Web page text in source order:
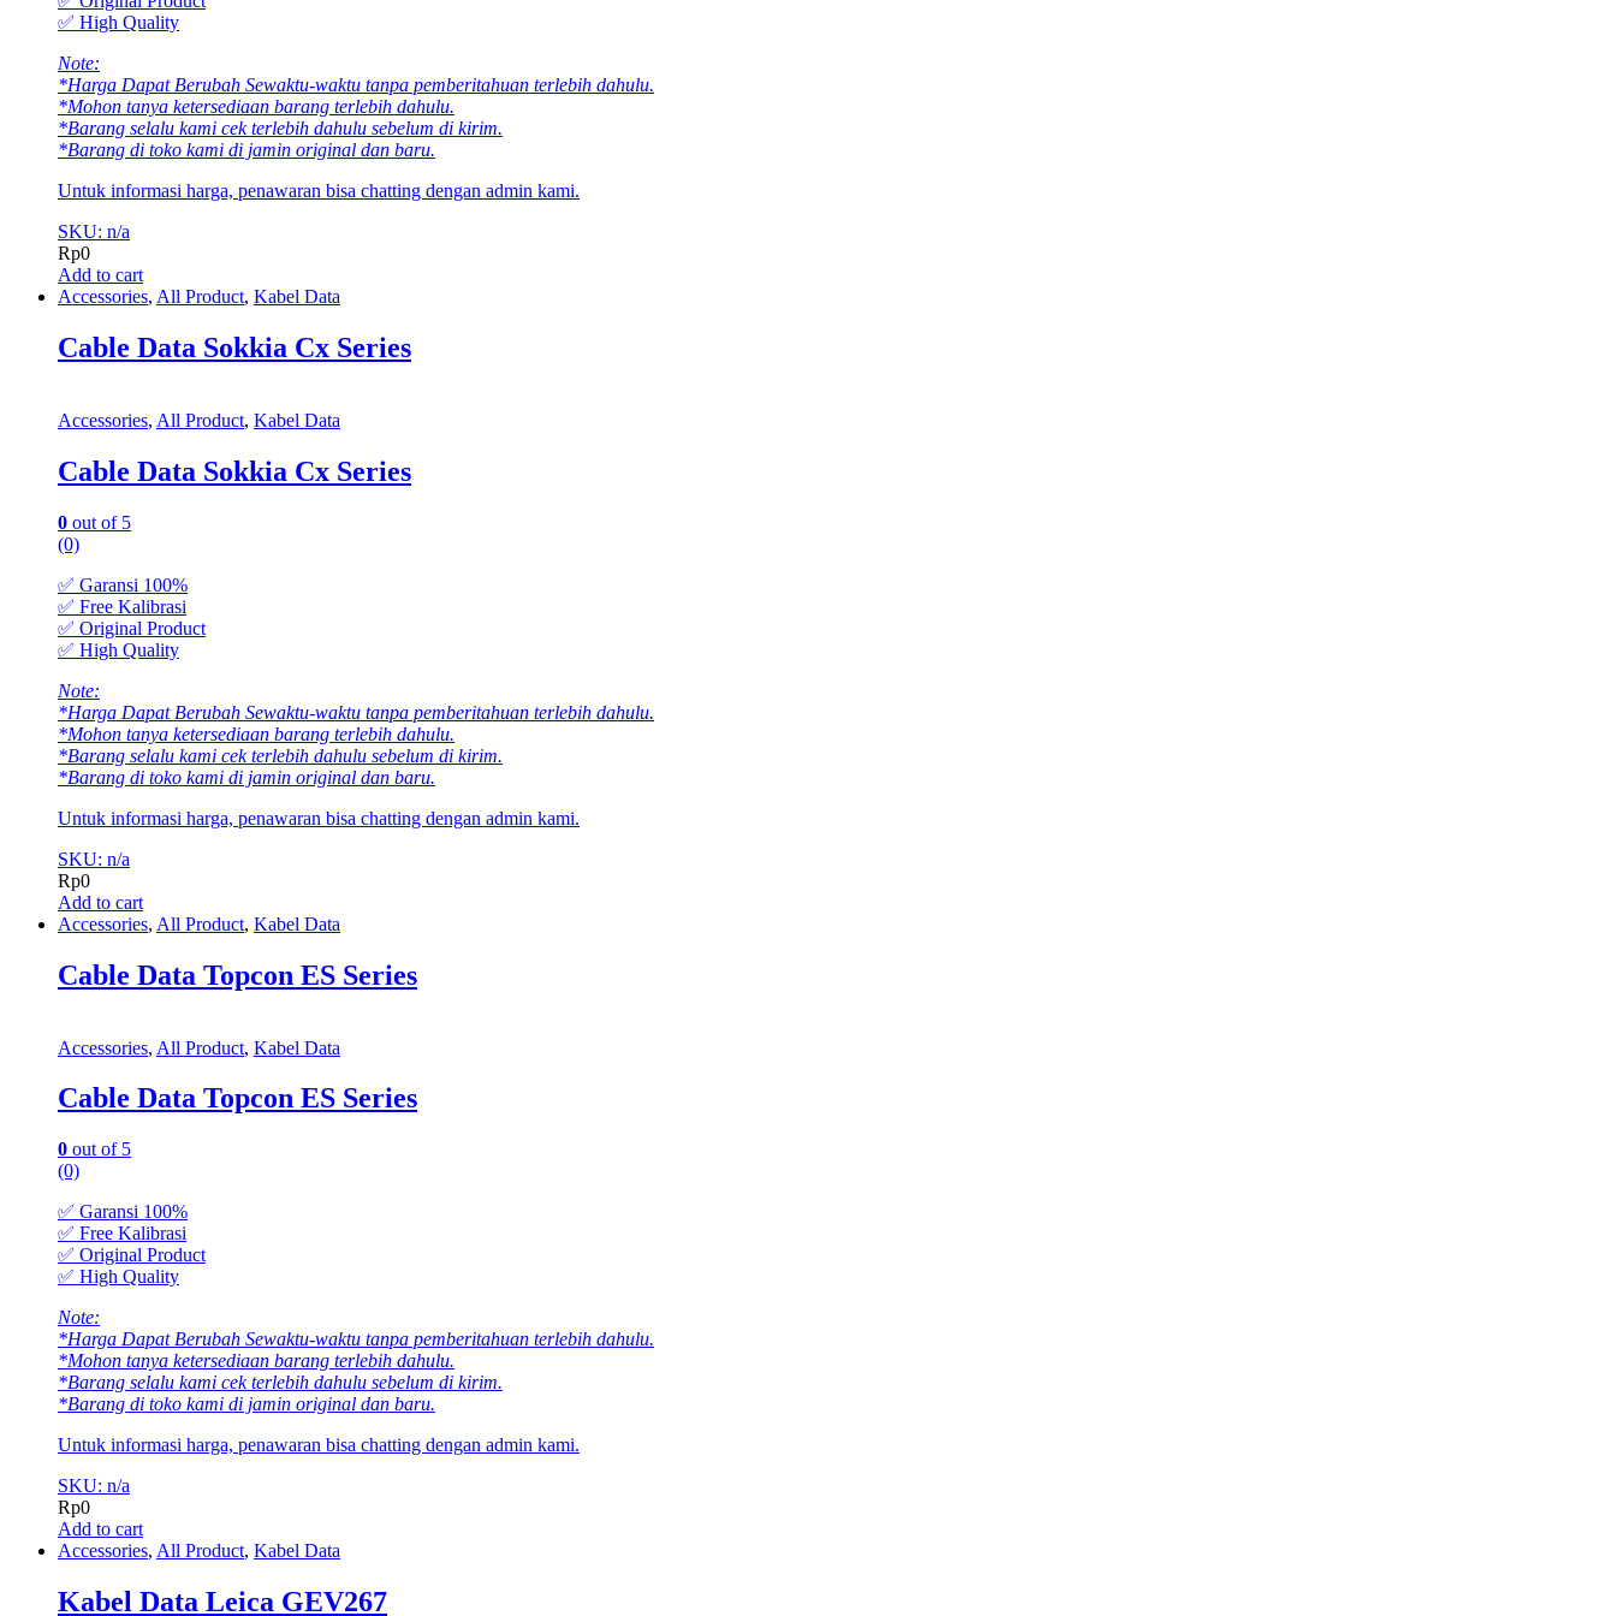
✅ High Quality
Note:
*Harga Dapat Berubah Sewaktu-waktu tanpa pemberitahuan terlebih dahulu.
*Mohon tanya ketersediaan barang terlebih dahulu.
*Barang selalu kami cek terlebih dahulu sebelum di kirim.
*Barang di toko kami di jamin original dan baru.
Untuk informasi harga, penawaran bisa chatting dengan admin kami.
SKU: n/a
Rp0
Add to cart
Accessories, All Product, Kabel Data
Cable Data Sokkia Cx Series
Accessories, All Product, Kabel Data
Cable Data Sokkia Cx Series
0 out of 5
(0)
✅ Garansi 100%
✅ Free Kalibrasi
✅ Original Product
✅ High Quality
Note:
*Harga Dapat Berubah Sewaktu-waktu tanpa pemberitahuan terlebih dahulu.
*Mohon tanya ketersediaan barang terlebih dahulu.
*Barang selalu kami cek terlebih dahulu sebelum di kirim.
*Barang di toko kami di jamin original dan baru.
Untuk informasi harga, penawaran bisa chatting dengan admin kami.
SKU: n/a
Rp0
Add to cart
Accessories, All Product, Kabel Data
Cable Data Topcon ES Series
Accessories, All Product, Kabel Data
Cable Data Topcon ES Series
0 out of 5
(0)
✅ Garansi 100%
✅ Free Kalibrasi
✅ Original Product
✅ High Quality
Note:
*Harga Dapat Berubah Sewaktu-waktu tanpa pemberitahuan terlebih dahulu.
*Mohon tanya ketersediaan barang terlebih dahulu.
*Barang selalu kami cek terlebih dahulu sebelum di kirim.
*Barang di toko kami di jamin original dan baru.
Untuk informasi harga, penawaran bisa chatting dengan admin kami.
SKU: n/a
Rp0
Add to cart
Accessories, All Product, Kabel Data
Kabel Data Leica GEV267